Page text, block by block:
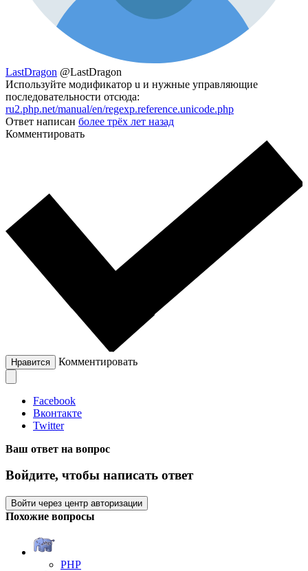
LastDragon @LastDragon
Используйте модификатор u и нужные управляющие
последовательности отсюда:
ru2.php.net/manual/en/regexp.reference.unicode.php
Ответ написан более трёх лет назад
Комментировать
Нравится Комментировать
Facebook
Вконтакте
Twitter
Ваш ответ на вопрос
Войдите, чтобы написать ответ
Войти через центр авторизации
Похожие вопросы
PHP